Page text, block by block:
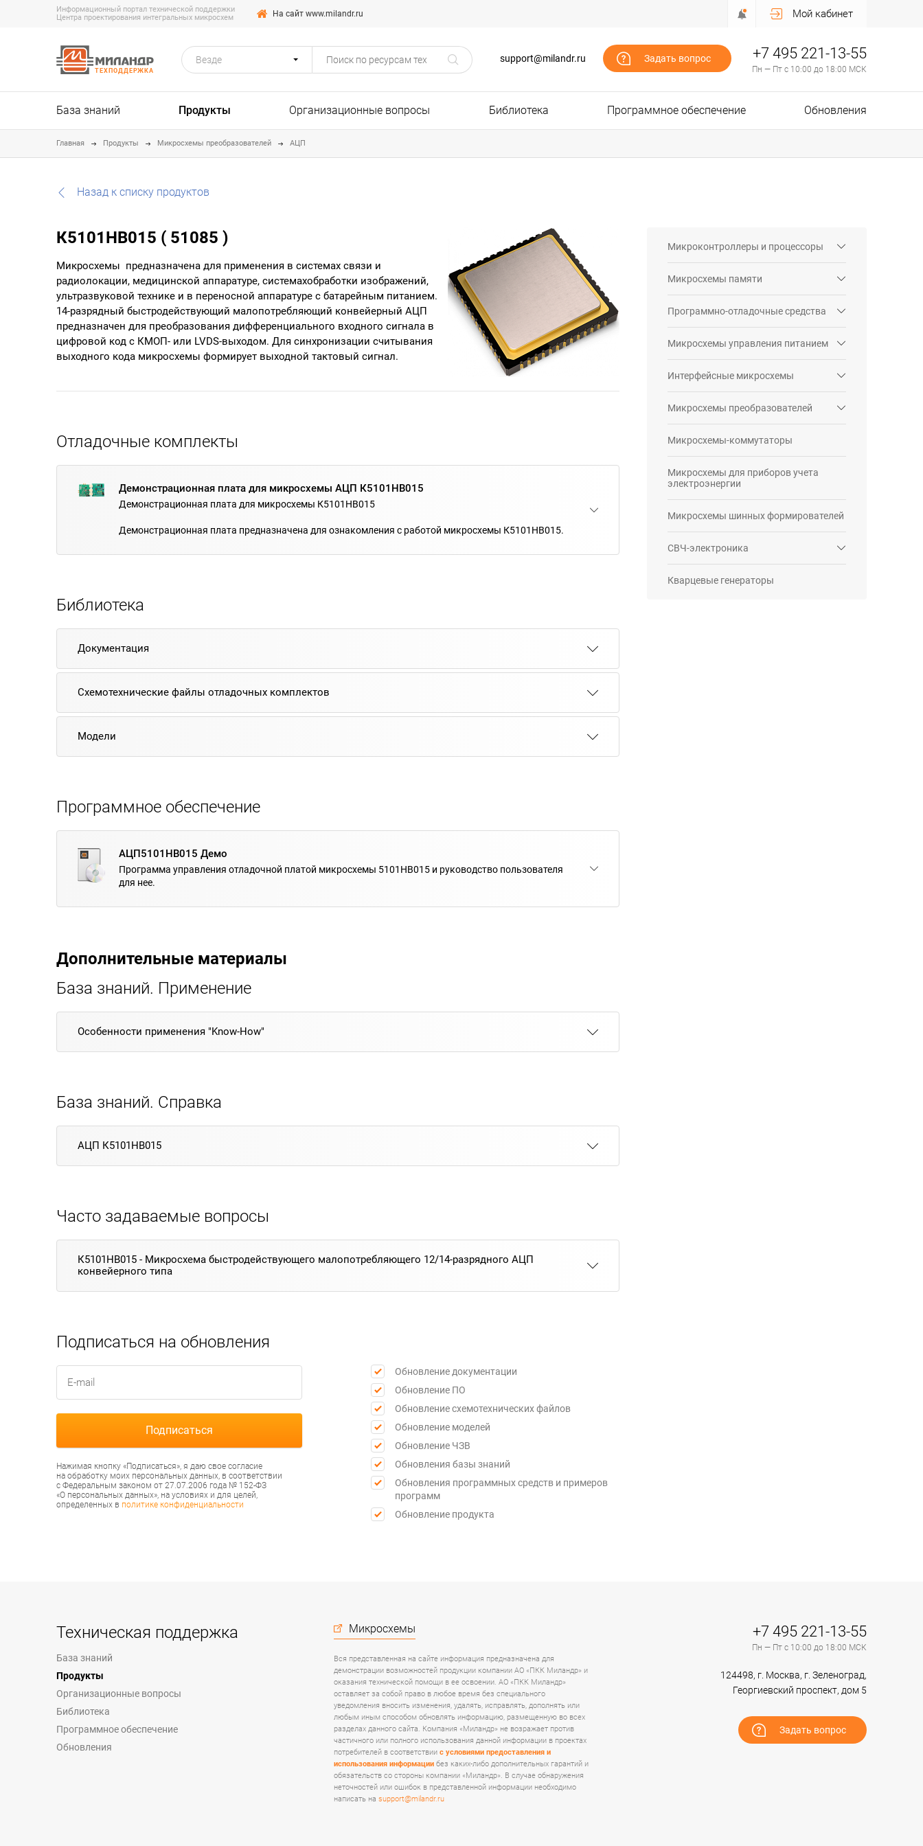
Информационный портал технической поддержки
Центра проектирования интегральных микросхем
На сайт www.milandr.ru Мой кабинет
ТЕХПОДДЕРЖКА
Везде support@milandr.ru Задать вопрос +7 495 221-13-55
Пн — Пт с 10:00 до 18:00 МСК
База знаний Продукты Организационные вопросы Библиотека Программное обеспечение Обновления
Главная Продукты Микросхемы преобразователей АЦП
Назад к списку продуктов
К5101НВ015 ( 51085 )
Микросхемы предназначена для применения в системах связи и
радиолокации, медицинской аппаратуре, системахобработки изображений,
ультразвуковой технике и в переносной аппаратуре с батарейным питанием.
14-разрядный быстродействующий малопотребляющий конвейерный АЦП
предназначен для преобразования дифференциального входного сигнала в
цифровой код с КМОП- или LVDS-выходом. Для синхронизации считывания
выходного кода микросхемы формирует выходной тактовый сигнал.
Отладочные комплекты
Демонстрационная плата для микросхемы АЦП К5101НВ015
Демонстрационная плата для микросхемы К5101НВ015
Демонстрационная плата предназначена для ознакомления с работой микросхемы К5101НВ015.
Библиотека
Документация
Схемотехнические файлы отладочных комплектов
Модели
Программное обеспечение
АЦП5101НВ015 Демо
Программа управления отладочной платой микросхемы 5101НВ015 и руководство пользователя
для нее.
Дополнительные материалы
База знаний. Применение
Особенности применения "Know-How"
База знаний. Справка
АЦП К5101НВ015
Часто задаваемые вопросы
К5101НВ015 - Микросхема быстродействующего малопотребляющего 12/14-разрядного АЦП
конвейерного типа
Подписаться на обновления
Обновление документации
Обновление ПО
Обновление схемотехнических файлов
Обновление моделей
Обновление ЧЗВ
Обновления базы знаний
Обновления программных средств и примеров
программ
Обновление продукта
Нажимая кнопку «Подписаться», я даю свое согласие
на обработку моих персональных данных, в соответствии
с Федеральным законом от 27.07.2006 года № 152-ФЗ
«О персональных данных», на условиях и для целей,
определенных в политике конфиденциальности
Микроконтроллеры и процессоры
Микросхемы памяти
Программно-отладочные средства
Микросхемы управления питанием
Интерфейсные микросхемы
Микросхемы преобразователей
Микросхемы-коммутаторы
Микросхемы для приборов учета
электроэнергии
Микросхемы шинных формирователей
СВЧ-электроника
Кварцевые генераторы
Техническая поддержка
База знаний
Продукты
Организационные вопросы
Библиотека
Программное обеспечение
Обновления
Микросхемы
Вся представленная на сайте информация предназначена для
демонстрации возможностей продукции компании АО «ПКК Миландр» и
оказания технической помощи в ее освоении. АО «ПКК Миландр»
оставляет за собой право в любое время без специального
уведомления вносить изменения, удалять, исправлять, дополнять или
любым иным способом обновлять информацию, размещенную во всех
разделах данного сайта. Компания «Миландр» не возражает против
частичного или полного использования данной информации в проектах
потребителей в соответствии с условиями предоставления и
использования информации без каких-либо дополнительных гарантий и
обязательств со стороны компании «Миландр». В случае обнаружения
неточностей или ошибок в представленной информации необходимо
написать на support@milandr.ru
+7 495 221-13-55
Пн — Пт с 10:00 до 18:00 МСК
124498, г. Москва, г. Зеленоград,
Георгиевский проспект, дом 5
Задать вопрос